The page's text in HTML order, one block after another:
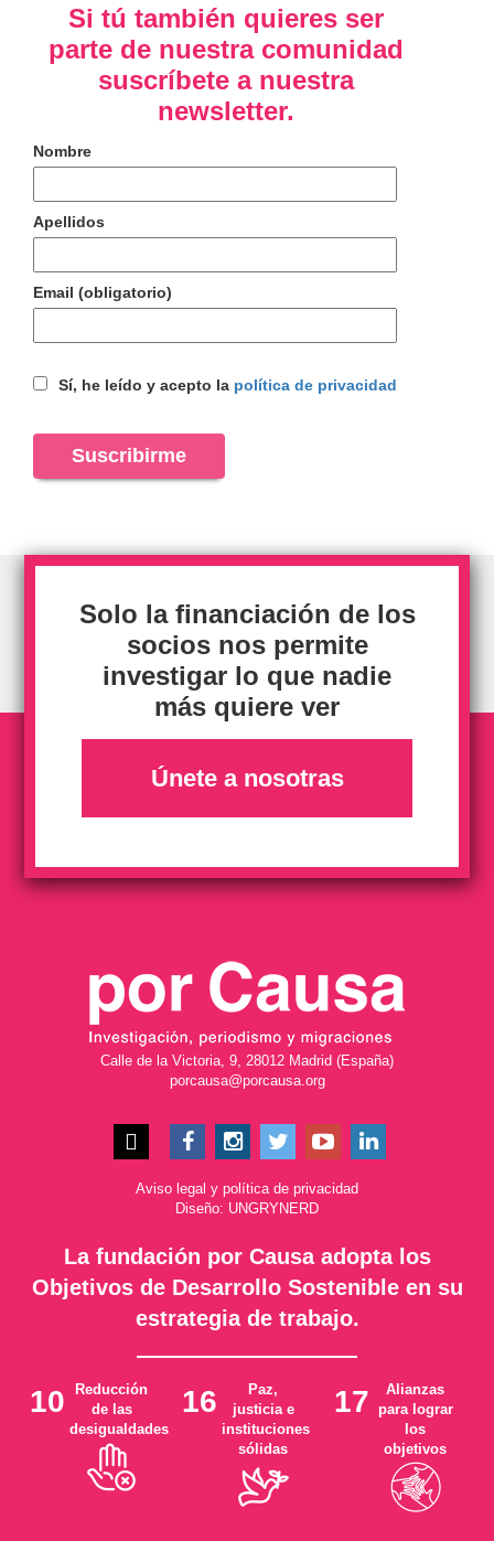
Si tú también quieres ser
parte de nuestra comunidad
suscríbete a nuestra
newsletter.
Nombre
Apellidos
Email (obligatorio)
Sí, he leído y acepto la política de privacidad
Solo la financiación de los
socios nos permite
investigar lo que nadie
más quiere ver
Únete a nosotras
Calle de la Victoria, 9, 28012 Madrid (España)
porcausa@porcausa.org
Aviso legal y política de privacidad
Diseño: UNGRYNERD
La fundación por Causa adopta los
Objetivos de Desarrollo Sostenible en su
estrategia de trabajo.
10
Reducción
de las
desigualdades
16
Paz,
justicia e
instituciones
sólidas
17
Alianzas
para lograr
los
objetivos